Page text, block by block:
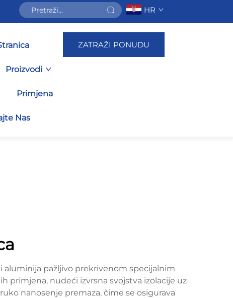
HR
Proizvodi
Primjena
Nas
ZATRAŽI PONUDU
aluminija pažljivo prekrivenom specijalnim
primjena, nudeći izvrsna svojstva izolacije uz
nanosenje premaza, čime se osigurava